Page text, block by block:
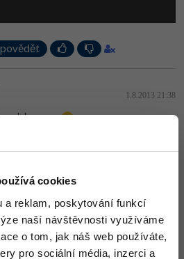
cookies
a reklam, poskytování funkcí
naší návštěvnosti využíváme
o tom, jak náš web používáte,
pro sociální média, inzerci a
1.8.2013 21:38
... dobrou noc
stringy psát do apostrofů nebo do
zápisu vůbec nejsme zvyklí, protože
nemáme rádi.
proměnné $name . Bez ní to